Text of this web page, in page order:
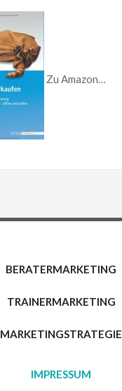
Zu Amazon…
BERATERMARKETING
TRAINERMARKETING
MARKETINGSTRATEGIE
IMPRESSUM